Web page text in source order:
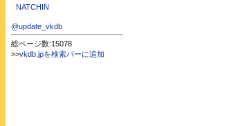
NATCHIN
@update_vkdb
総ページ数:15078
>>vkdb.jpを検索バーに追加